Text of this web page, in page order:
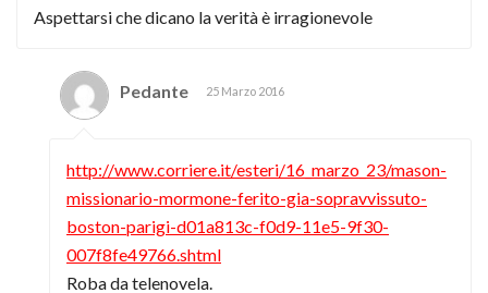
Aspettarsi che dicano la verità è irragionevole
Pedante 25 Marzo 2016
http://www.corriere.it/esteri/16_marzo_23/mason-
missionario-mormone-ferito-gia-sopravvissuto-
boston-parigi-d01a813c-f0d9-11e5-9f30-
007f8fe49766.shtml
Roba da telenovela.